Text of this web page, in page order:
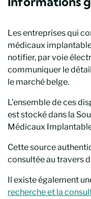
Les entreprises qui
médicaux
notifier, par voie
communiquer le
le marché belge.
L’ensemble de ces
est stocké dans la
Médicaux
Cette source
consultée au travers
Il existe également
recherche et la